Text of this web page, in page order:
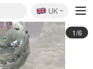
🇬🇧
UK
2/6